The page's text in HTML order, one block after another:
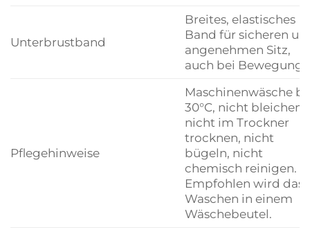
Unterbrustband
Breites, elastisches
Band für sicheren
angenehmen Sitz,
auch bei Bewegung.
Pflegehinweise
Maschinenwäsche
30°C, nicht bleichen,
nicht im Trockner
trocknen, nicht
bügeln, nicht
chemisch reinigen.
Empfohlen wird das
Waschen in einem
Wäschebeutel.